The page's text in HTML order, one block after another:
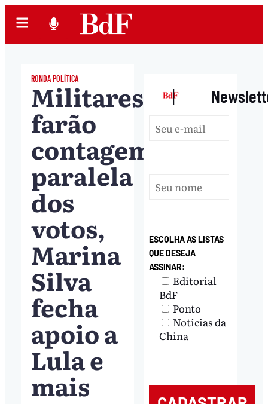
RONDA POLÍTICA
Militares
farão
contagem
paralela
dos
votos,
Marina
Silva
fecha
apoio a
Lula e
mais
|
ESCOLHA AS LISTAS
QUE DESEJA
ASSINAR:
Editorial
BdF
Ponto
Notícias da
China